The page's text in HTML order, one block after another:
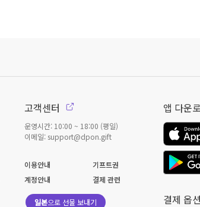
고객센터
운영시간: 10:00 ~ 18:00 (평일)
이메일: support@dpon.gift
이용안내
기프트권
계정안내
결제 관련
일본으로 선물 보내기
앱 다운
결제 옵션